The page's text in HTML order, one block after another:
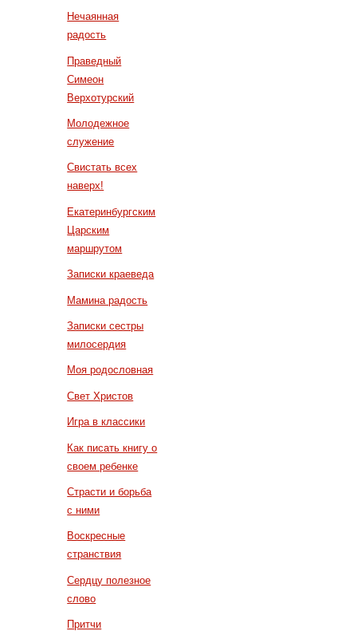
Нечаянная
радость
Праведный
Симеон
Верхотурский
Молодежное
служение
Свистать всех
наверх!
Екатеринбургским
Царским
маршрутом
Записки краеведа
Мамина радость
Записки сестры
милосердия
Моя родословная
Свет Христов
Игра в классики
Как писать книгу о
своем ребенке
Страсти и борьба
с ними
Воскресные
странствия
Сердцу полезное
слово
Притчи